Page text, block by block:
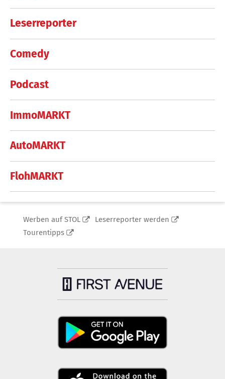
Leserreporter
Comedy
Podcast
ImmoMARKT
AutoMARKT
FlohMARKT
Werben auf STOL
Leserreporter werden
Tourentipps